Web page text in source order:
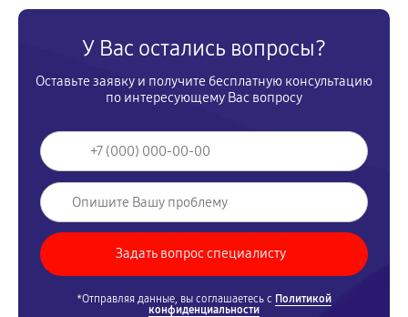
У Вас остались вопросы?
Оставьте заявку и получите бесплатную консультацию
по интересующему Вас вопросу
*Отправляя данные, вы соглашаетесь с Политикой
конфиденциальности